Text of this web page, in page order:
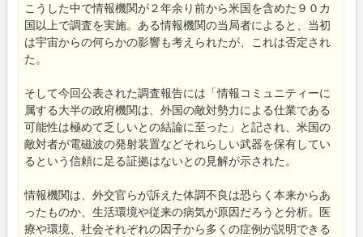
こうした中で情報機関が２年余り前から米国を含めた９０カ
国以上で調査を実施。ある情報機関の当局者によると、当初
は宇宙からの何らかの影響も考えられたが、これは否定され
た。
そして今回公表された調査報告には「情報コミュニティーに
属する大半の政府機関は、外国の敵対勢力による仕業である
可能性は極めて乏しいとの結論に至った」と記され、米国の
敵対者が電磁波の発射装置などそれらしい武器を保有してい
るという信頼に足る証拠はないとの見解が示された。
情報機関は、外交官らが訴えた体調不良は恐らく本来からあ
ったものか、生活環境や従来の病気が原因だろうと分析。医
療や環境、社会それぞれの因子から多くの症例が説明できる